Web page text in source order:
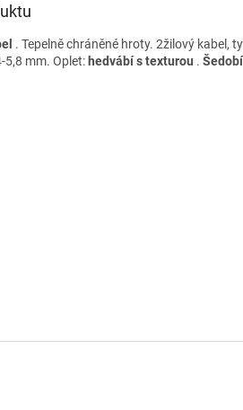
. Tepelně chráněné hroty. 2žilový kabel,
5,8 mm. Oplet:hedvábí s texturou .